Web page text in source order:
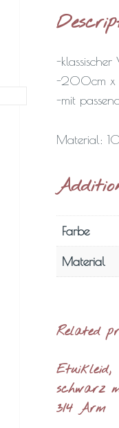
-
-200cm x
-mit
Material:
Farbe
Material
Related
Etuikleid,
schwarz
3/4 Arm